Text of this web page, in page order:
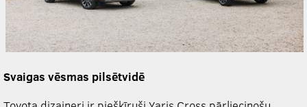
Svaigas vēsmas pilsētvidē